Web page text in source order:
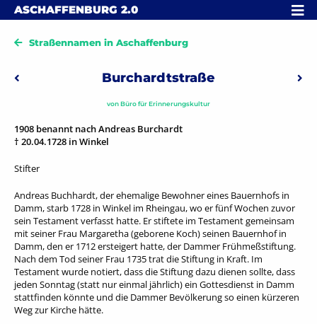
Skip to content
ASCHAFFENBURG 2.0 MENÜ
Straßennamen in Aschaffenburg
Beitragsnavigation
Vorheriger: BustellistraßeBurchardtstraße
vonBüro für Erinnerungskultur
1908 benannt nach Andreas Burchardt
† 20.04.1728 in Winkel
Stifter
Andreas Buchhardt, der ehemalige Bewohner eines Bauernhofs in
Damm, starb 1728 in Winkel im Rheingau, wo er fünf Wochen zuvor
sein Testament verfasst hatte. Er stiftete im Testament gemeinsam
mit seiner Frau Margaretha (geborene Koch) seinen Bauernhof in
Damm, den er 1712 ersteigert hatte, der Dammer Frühmeßstiftung.
Nach dem Tod seiner Frau 1735 trat die Stiftung in Kraft. Im
Testament wurde notiert, dass die Stiftung dazu dienen sollte, dass
jeden Sonntag (statt nur einmal jährlich) ein Gottesdienst in Damm
stattfinden könnte und die Dammer Bevölkerung so einen kürzeren
Weg zur Kirche hätte.